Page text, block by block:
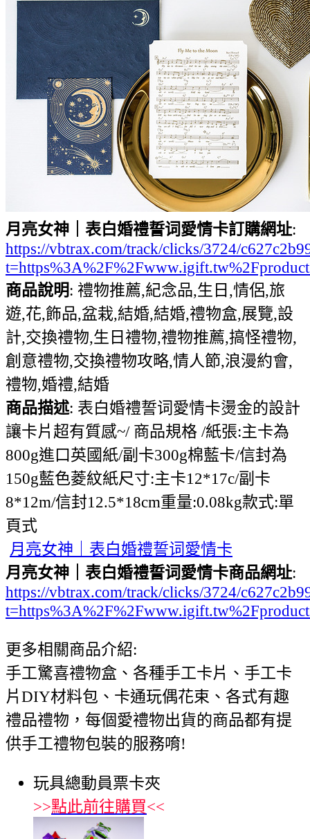
月亮女神｜表白婚禮誓词愛情卡訂購網址:
https://vbtrax.com/track/clicks/3724/
商品說明: 禮物推薦,紀念品,生日,情侶,旅
遊,花,飾品,盆栽,結婚,結婚,禮物盒,展覽,設
計,交換禮物,生日禮物,禮物推薦,搞怪禮物,
創意禮物,交換禮物攻略,情人節,浪漫約會,
禮物,婚禮,結婚
商品描述: 表白婚禮誓词愛情卡燙金的設計
讓卡片超有質感~/ 商品規格 /紙張:主卡為
800g進口英國紙/副卡300g棉藍卡/信封為
150g藍色菱紋紙尺寸:主卡12*17c/副卡
8*12m/信封12.5*18cm重量:0.08kg款式:單
頁式
月亮女神｜表白婚禮誓词愛情卡
月亮女神｜表白婚禮誓词愛情卡商品網址:
https://vbtrax.com/track/clicks/3724/
更多相關商品介紹:
手工驚喜禮物盒、各種手工卡片、手工卡
片DIY材料包、卡通玩偶花束、各式有趣
禮品禮物，每個愛禮物出貨的商品都有提
供手工禮物包裝的服務唷!
玩具總動員票卡夾
>>點此前往購買<<